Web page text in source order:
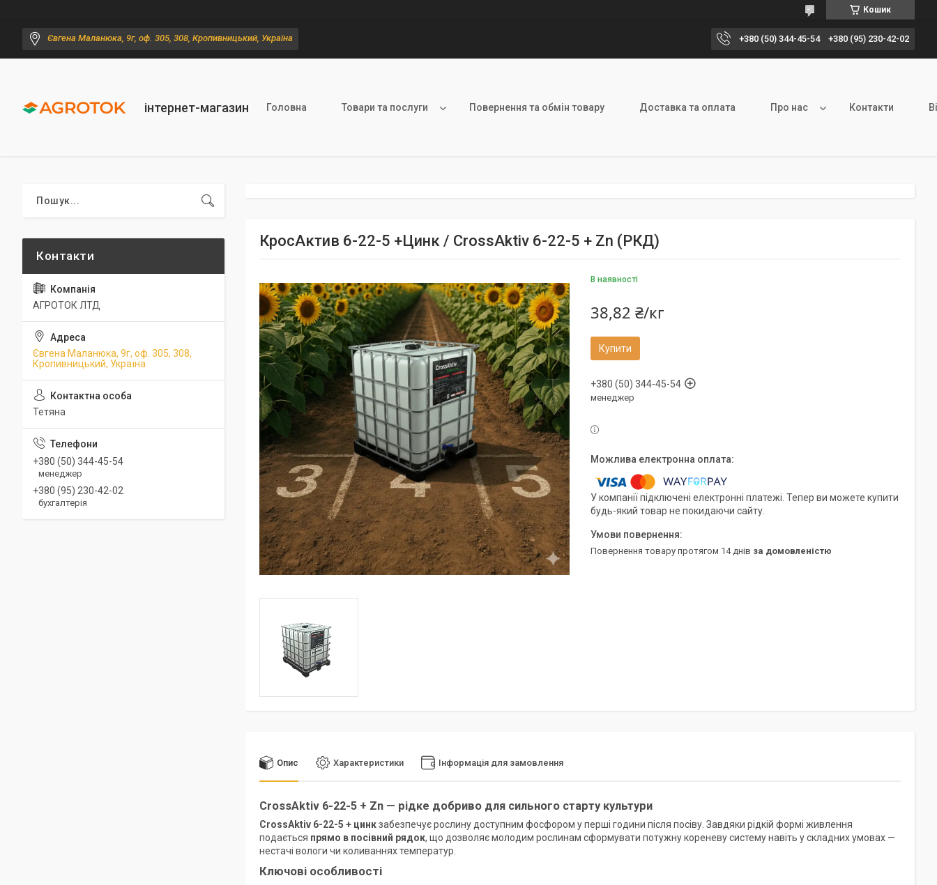
Кошик
Євгена Маланюка, 9г, оф. 305, 308, Кропивницький, Україна +380 (50) 344-45-54 +380 (95) 230-42-02
інтернет-магазин Головна Товари та послуги Повернення та обмін товару Доставка та оплата Про нас Контакти
КросАктив 6-22-5 +Цинк / CrossAktiv 6-22-5 + Zn (РКД)
В наявності
38,82 ₴/кг
Купити
+380 (50) 344-45-54
менеджер
У компанії підключені електронні платежі. Тепер ви можете купити
будь-який товар не покидаючи сайту.
повернення товару протягом 14 днів за домовленістю
Опис Характеристики Інформація для замовлення
CrossAktiv 6-22-5 + Zn — рідке добриво для сильного старту культури
CrossAktiv 6-22-5 + цинкзабезпечує рослину доступним фосфором у перші години після посіву. Завдяки рідкій формі живлення
подається прямо в посівний рядок, що дозволяє молодим рослинам сформувати потужну кореневу систему навіть у складних умовах —
нестачі вологи чи коливаннях температур.
Ключові особливості
АГРОТОК ЛТД
Євгена Маланюка, 9г, оф. 305, 308,
Кропивницький, Україна
Тетяна
+380 (50) 344-45-54
менеджер
+380 (95) 230-42-02
бухгалтерія